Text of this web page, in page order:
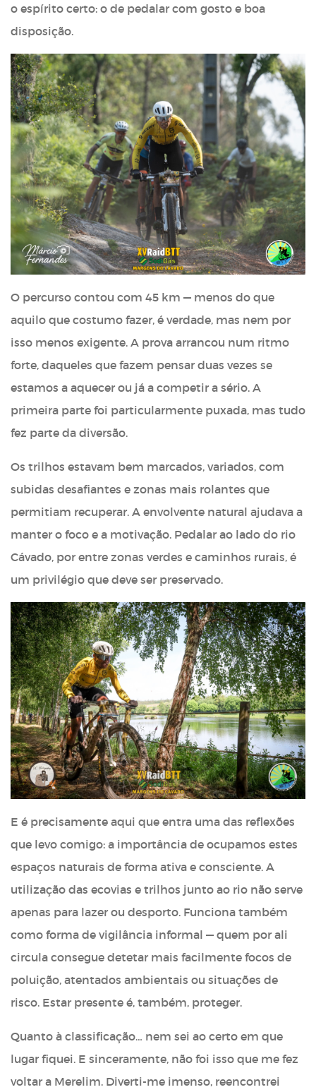
o espírito certo: o de pedalar com gosto e boa
disposição.
O percurso contou com 45 km — menos do que
aquilo que costumo fazer, é verdade, mas nem por
isso menos exigente. A prova arrancou num ritmo
forte, daqueles que fazem pensar duas vezes se
estamos a aquecer ou já a competir a sério. A
primeira parte foi particularmente puxada, mas tudo
fez parte da diversão.
Os trilhos estavam bem marcados, variados, com
subidas desafiantes e zonas mais rolantes que
permitiam recuperar. A envolvente natural ajudava a
manter o foco e a motivação. Pedalar ao lado do rio
Cávado, por entre zonas verdes e caminhos rurais, é
um privilégio que deve ser preservado.
E é precisamente aqui que entra uma das reflexões
que levo comigo: a importância de ocupamos estes
espaços naturais de forma ativa e consciente. A
utilização das ecovias e trilhos junto ao rio não serve
apenas para lazer ou desporto. Funciona também
como forma de vigilância informal — quem por ali
circula consegue detetar mais facilmente focos de
poluição, atentados ambientais ou situações de
risco. Estar presente é, também, proteger.
Quanto à classificação… nem sei ao certo em que
lugar fiquei. E sinceramente, não foi isso que me fez
voltar a Merelim. Diverti-me imenso, reencontrei